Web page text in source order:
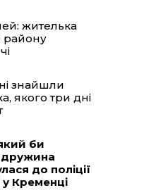
жителька
району
знайшли
якого три дні
би
дружина
до поліції
у Кременці